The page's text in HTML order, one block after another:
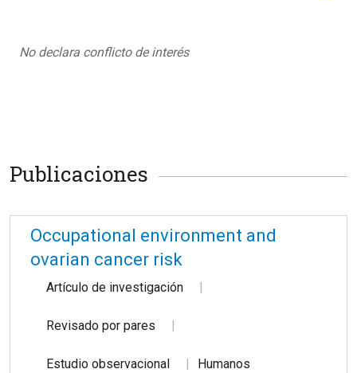
No declara conflicto de interés
Publicaciones
Occupational environment and
ovarian cancer risk
Artículo de investigación
Revisado por pares
Estudio observacional Humanos